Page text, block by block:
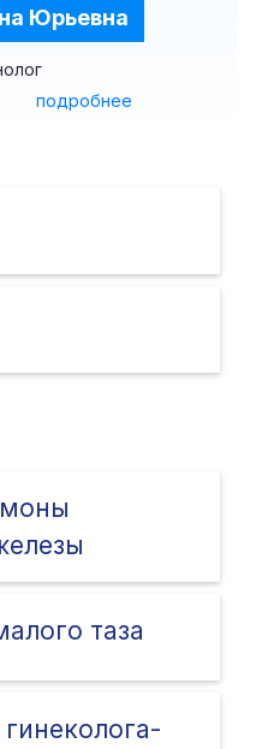
Юрьевна
подробнее
таза